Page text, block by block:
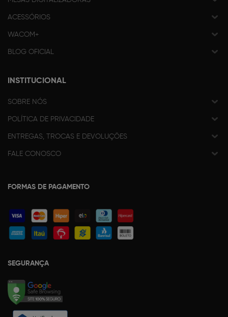
ACESSÓRIOS
WACOM+
BLOG OFICIAL
INSTITUCIONAL
SOBRE NÓS
POLÍTICA DE PRIVACIDADE
ENTREGAS, TROCAS E DEVOLUÇÕES
FALE CONOSCO
FORMAS DE PAGAMENTO
SEGURANÇA